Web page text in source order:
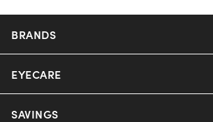
BRANDS
Nuance Audio
Ray-Ban
EYECARE
Our Eyeglasses
SAVINGS